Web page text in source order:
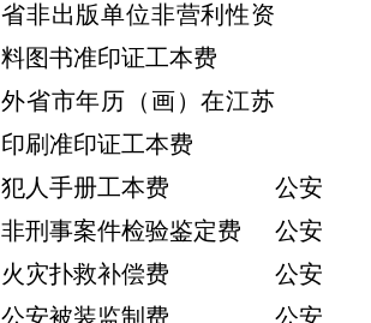
省非出版单位非营利性资
料图书准印证工本费
外省市年历（画）在江苏
印刷准印证工本费
犯人手册工本费
公安
非刑事案件检验鉴定费
公安
火灾扑救补偿费
公安
公安被装监制费 公安